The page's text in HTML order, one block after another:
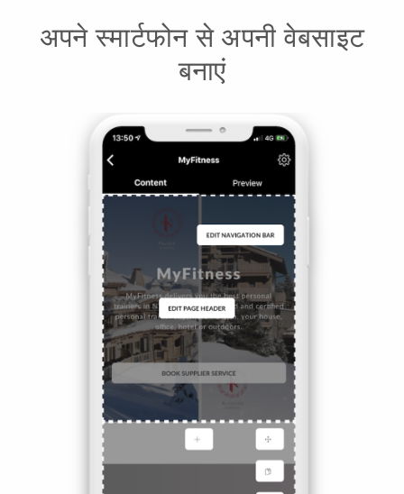
अपने स्मार्टफोन से अपनी वेबसाइट
बनाएं